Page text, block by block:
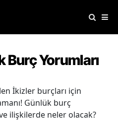
Burç Yorumları
İkizler burçları için
Günlük burç
ilişkilerde neler olacak?